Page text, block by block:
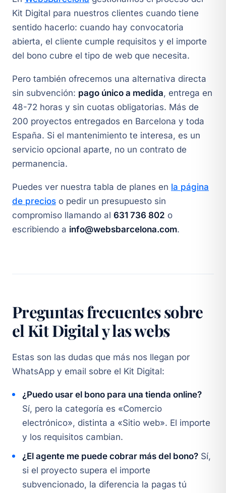
Kit Digital para nuestros clientes cuando tiene
sentido hacerlo: cuando hay convocatoria
abierta, el cliente cumple requisitos y el importe
del bono cubre el tipo de web que necesita.
Pero también ofrecemos una alternativa directa
sin subvención: pago único a medida, entrega en
48-72 horas y sin cuotas obligatorias. Más de
200 proyectos entregados en Barcelona y toda
España. Si el mantenimiento te interesa, es un
servicio opcional aparte, no un contrato de
permanencia.
Puedes ver nuestra tabla de planes en la página
de precios o pedir un presupuesto sin
compromiso llamando al 631 736 802 o
escribiendo a info@websbarcelona.com.
Preguntas frecuentes sobre
el Kit Digital y las webs
Estas son las dudas que más nos llegan por
WhatsApp y email sobre el Kit Digital:
¿Puedo usar el bono para una tienda online?
Sí, pero la categoría es «Comercio
electrónico», distinta a «Sitio web». El importe
y los requisitos cambian.
¿El agente me puede cobrar más del bono? Sí,
si el proyecto supera el importe
subvencionado, la diferencia la pagas tú